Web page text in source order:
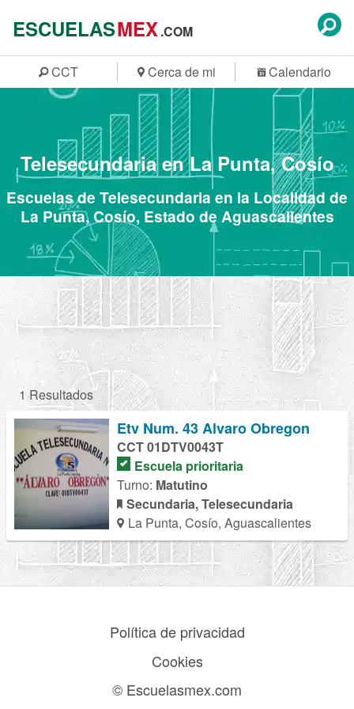
ESCUELASMEX.COM
CCT Cerca de mi Calendario
Telesecundaria en La Punta, Cosío
Escuelas de Telesecundaria en la Localidad de
La Punta, Cosío, Estado de Aguascalientes
1 Resultados
Etv Num. 43 Alvaro Obregon
CCT 01DTV0043T
Escuela prioritaria
Turno: Matutino
Secundaria, Telesecundaria
La Punta, Cosío, Aguascalientes
Política de privacidad
Cookies
© Escuelasmex.com